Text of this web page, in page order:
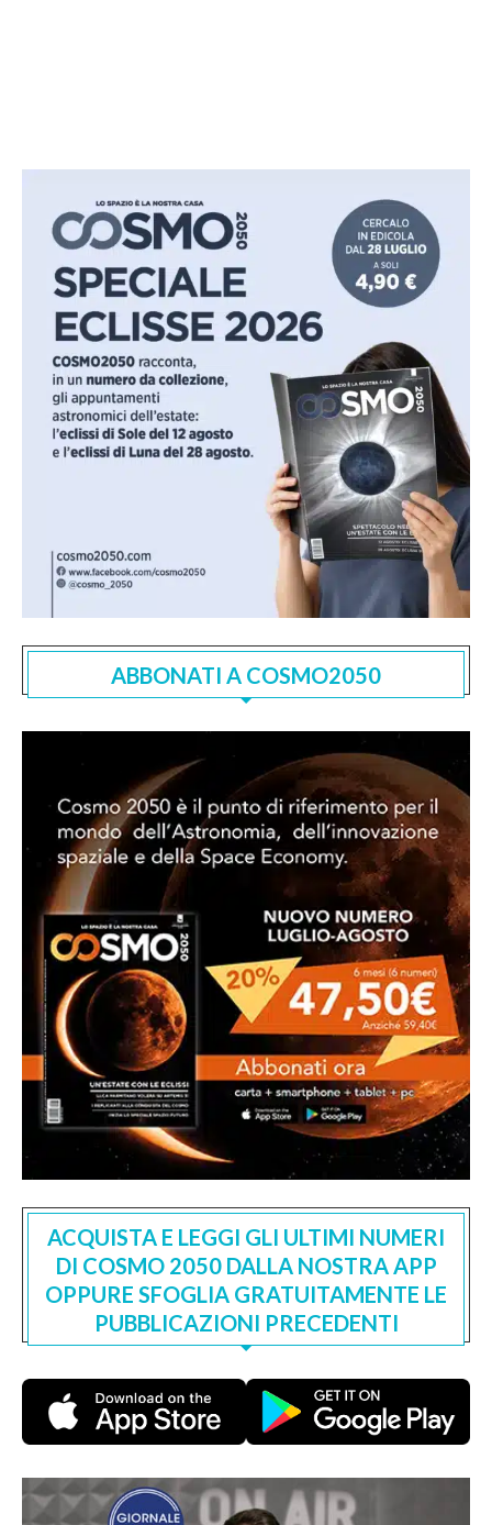
ABBONATI A COSMO2050
ACQUISTA E LEGGI GLI ULTIMI NUMERI
DI COSMO 2050 DALLA NOSTRA APP
OPPURE SFOGLIA GRATUITAMENTE LE
PUBBLICAZIONI PRECEDENTI